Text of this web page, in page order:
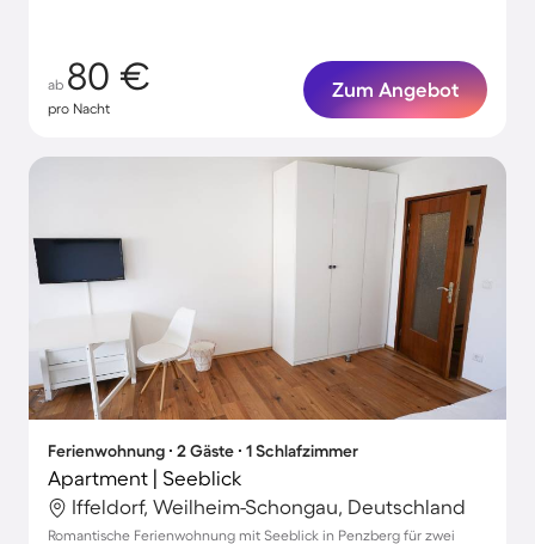
ab 80 €
pro Nacht
Zum Angebot
Ferienwohnung ∙ 2 Gäste ∙ 1 Schlafzimmer
Apartment | Seeblick
Iffeldorf, Weilheim-Schongau, Deutschland
Romantische Ferienwohnung mit Seeblick in Penzberg für zwei